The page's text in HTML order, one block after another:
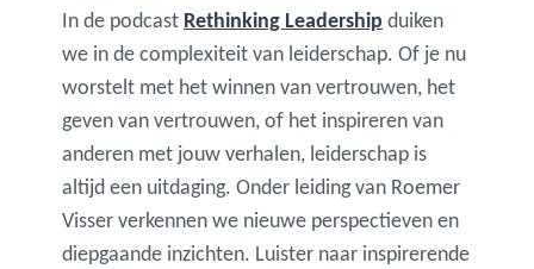
In de podcast Rethinking Leadership duiken
we in de complexiteit van leiderschap. Of je nu
worstelt met het winnen van vertrouwen, het
geven van vertrouwen, of het inspireren van
anderen met jouw verhalen, leiderschap is
altijd een uitdaging. Onder leiding van Roemer
Visser verkennen we nieuwe perspectieven en
diepgaande inzichten. Luister naar inspirerende